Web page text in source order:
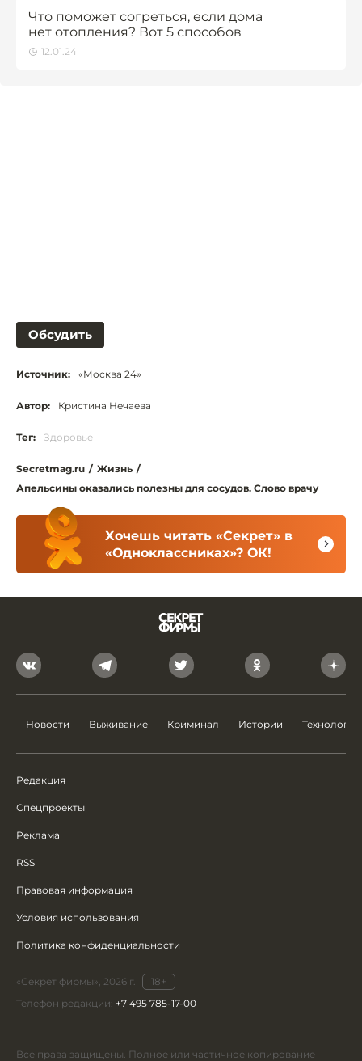
Что поможет согреться, если дома
нет отопления? Вот 5 способов
12.01.24
Обсудить
Источник: «Москва 24»
Автор: Кристина Нечаева
Тег: Здоровье
Secretmag.ru / Жизнь /
Апельсины оказались полезны для сосудов. Слово врачу
Хочешь читать «Секрет» в
«Одноклассниках»? ОК!
Новости Выживание Криминал Истории Технологии
Редакция
Спецпроекты
Реклама
RSS
Правовая информация
Условия использования
Политика конфиденциальности
«Секрет фирмы», 2026 г.
18+
Телефон редакции: +7 495 785-17-00
Все права защищены. Полное или частичное копирование